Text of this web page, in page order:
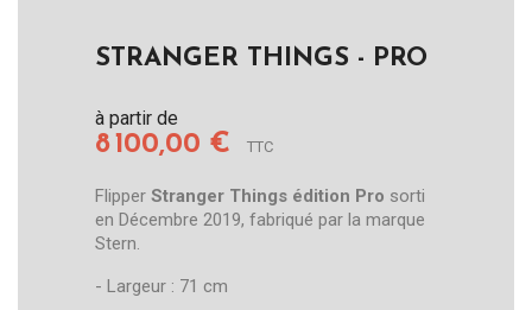
STRANGER THINGS - PRO
à partir de
8 100,00 € TTC
Flipper Stranger Things édition Pro sorti
en Décembre 2019, fabriqué par la marque
Stern.
- Largeur : 71 cm